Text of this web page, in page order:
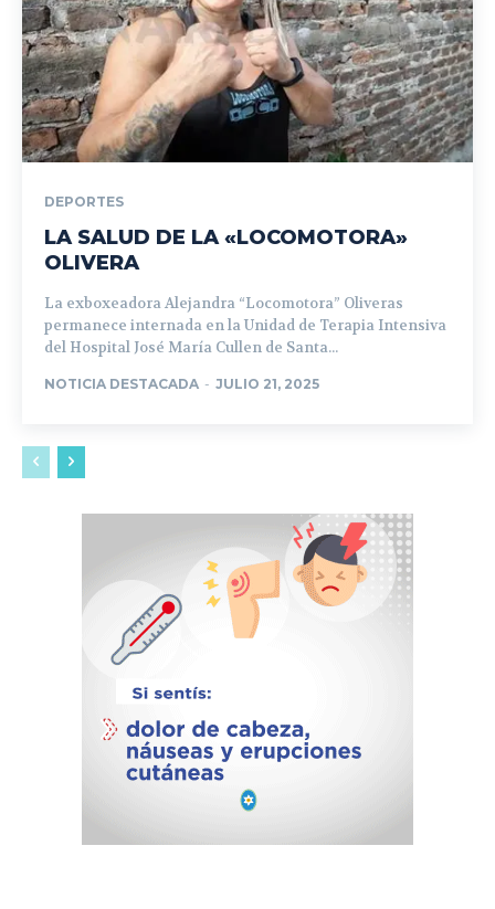
DEPORTES
LA SALUD DE LA «LOCOMOTORA»
OLIVERA
La exboxeadora Alejandra “Locomotora” Oliveras
permanece internada en la Unidad de Terapia Intensiva
del Hospital José María Cullen de Santa...
NOTICIA DESTACADA - JULIO 21, 2025